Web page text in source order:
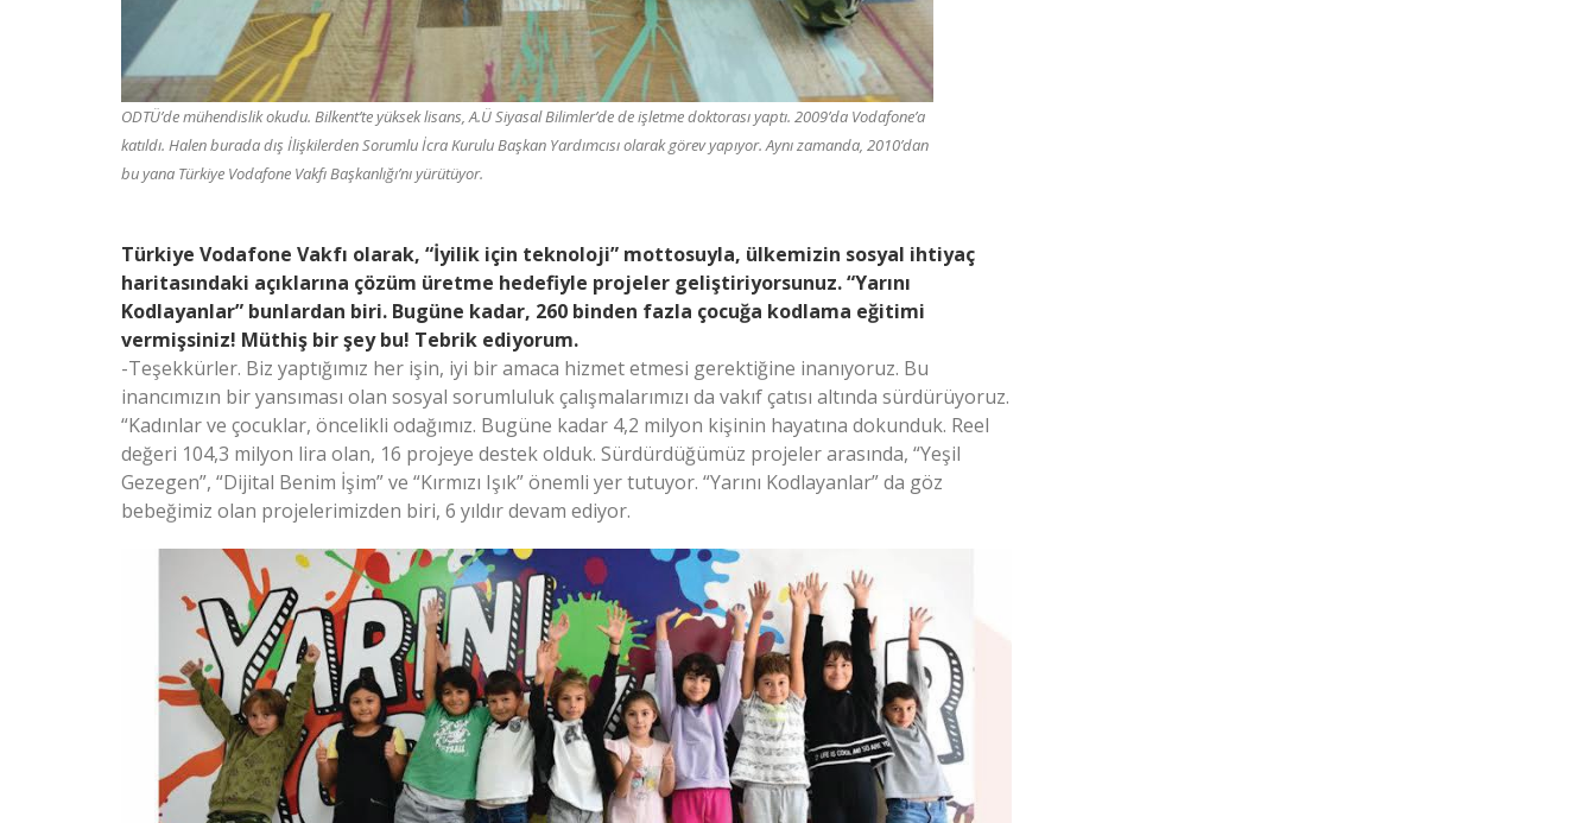
ODTÜ’de mühendislik okudu. Bilkent’te yüksek lisans, A.Ü Siyasal Bilimler’de de işletme doktorası yaptı. 2009’da Vodafone’a
katıldı. Halen burada dış İlişkilerden Sorumlu İcra Kurulu Başkan Yardımcısı olarak görev yapıyor. Aynı zamanda, 2010’dan
bu yana Türkiye Vodafone Vakfı Başkanlığı’nı yürütüyor.
Türkiye Vodafone Vakfı olarak, “İyilik için teknoloji” mottosuyla, ülkemizin sosyal ihtiyaç
haritasındaki açıklarına çözüm üretme hedefiyle projeler geliştiriyorsunuz. “Yarını
Kodlayanlar” bunlardan biri. Bugüne kadar, 260 binden fazla çocuğa kodlama eğitimi
vermişsiniz! Müthiş bir şey bu! Tebrik ediyorum.
-Teşekkürler. Biz yaptığımız her işin, iyi bir amaca hizmet etmesi gerektiğine inanıyoruz. Bu
inancımızın bir yansıması olan sosyal sorumluluk çalışmalarımızı da vakıf çatısı altında sürdürüyoruz.
“Kadınlar ve çocuklar, öncelikli odağımız. Bugüne kadar 4,2 milyon kişinin hayatına dokunduk. Reel
değeri 104,3 milyon lira olan, 16 projeye destek olduk. Sürdürdüğümüz projeler arasında, “Yeşil
Gezegen”, “Dijital Benim İşim” ve “Kırmızı Işık” önemli yer tutuyor. “Yarını Kodlayanlar” da göz
bebeğimiz olan projelerimizden biri, 6 yıldır devam ediyor.